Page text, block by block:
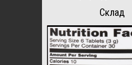
Склад